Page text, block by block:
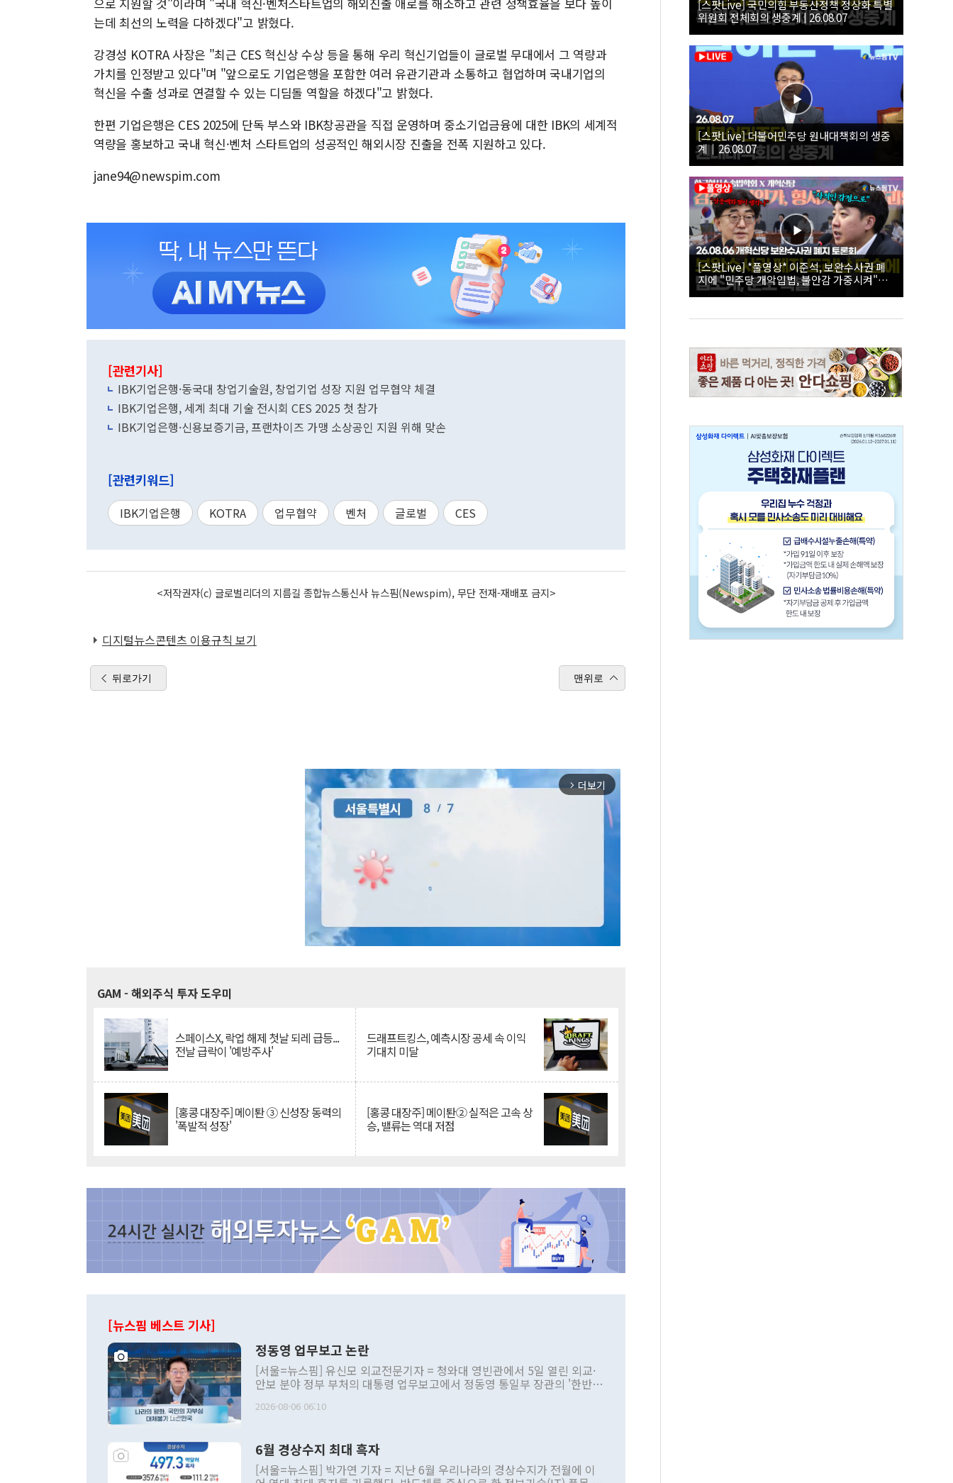
는데 최선의 노력을 다하겠다"고 밝혔다.
강경성 KOTRA 사장은 "최근 CES 혁신상 수상 등을 통해 우리 혁신기업들이 글로벌 무대에서 그 역량과
가치를 인정받고 있다"며 "앞으로도 기업은행을 포함한 여러 유관기관과 소통하고 협업하며 국내기업의
혁신을 수출 성과로 연결할 수 있는 디딤돌 역할을 하겠다"고 밝혔다.
한편 기업은행은 CES 2025에 단독 부스와 IBK창공관을 직접 운영하며 중소기업금융에 대한 IBK의 세계적
역량을 홍보하고 국내 혁신·벤처 스타트업의 성공적인 해외시장 진출을 전폭 지원하고 있다.
jane94@newspim.com
[관련기사]
IBK기업은행·동국대 창업기술원, 창업기업 성장 지원 업무협약 체결
IBK기업은행, 세계 최대 기술 전시회 CES 2025 첫 참가
IBK기업은행·신용보증기금, 프랜차이즈 가맹 소상공인 지원 위해 맞손
[관련키워드]
IBK기업은행 KOTRA 업무협약 벤처 글로벌 CES
<저작권자(c) 글로벌리더의 지름길 종합뉴스통신사 뉴스핌(Newspim), 무단 전재-재배포 금지>
디지털뉴스콘텐츠 이용규칙 보기
뒤로가기 맨위로
arrow_forward_ios 더보기
GAM - 해외주식 투자 도우미
스페이스X, 락업 해제 첫날 되레 급등...
전날 급락이 '예방주사'
드래프트킹스, 예측시장 공세 속 이익
기대치 미달
[홍콩 대장주] 메이퇀 ③ 신성장 동력의
'폭발적 성장'
[홍콩 대장주] 메이퇀② 실적은 고속 상
승, 밸류는 역대 저점
[뉴스핌 베스트 기사]
정동영 업무보고 논란
[서울=뉴스핌] 유신모 외교전문기자 = 청와대 영빈관에서 5일 열린 외교·
안보 분야 정부 부처의 대통령 업무보고에서 정동영 통일부 장관의 '한반도
발언 중에는 정부 내 조율을 거치지 않은 사안을 정책으로 추진하겠다고 공
주의적 희망에 근거한 비현실적 구상'이라는 비판을 내놨다. 그동안 정 장
관의 대북 정책 관련 발언이 물의를 빚은 적은 여러 번 있지만 대통령과 유
관 부처 장관이 공개적으로 부정적 입장을 표명한 것은 이례적이다. 정 장
2026-08-06 06:10
6월 경상수지 최대 흑자
[서울=뉴스핌] 박가연 기자 = 지난 6월 우리나라의 경상수지가 전월에 이
[스팟Live] 국민의힘 부동산정책 정상화 특별
위원회 전체회의 생중계 | 26.08.07
[스팟Live] 더불어민주당 원내대책회의 생중
계｜26.08.07
[스팟Live] *풀영상* 이준석, 보완수사권 폐
지에 "민주당 개악입법, 불안감 가중시켜"｜
26.08.06 개혁신당 보완수사권 폐지 토론회